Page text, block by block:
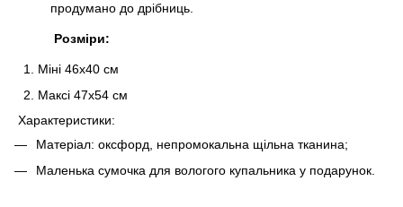
продумано до дрібниць.
Розміри:
Міні 46х40 см
Максі 47х54 см
Характеристики:
Матеріал: оксфорд, непромокальна щільна тканина;
Маленька сумочка для вологого купальника у подарунок.